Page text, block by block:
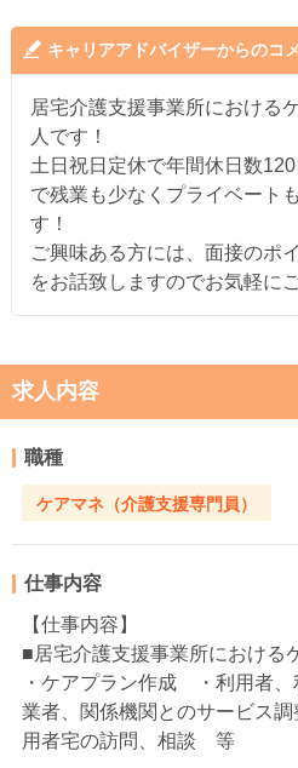
キャリアアドバイザーからのコ
居宅介護支援事業所における
人です！
土日祝日定休で年間休日数
で残業も少なくプライベート
す！
ご興味ある方には、面接のポ
をお話致しますのでお気軽に
求人内容
職種
ケアマネ（介護支援専門員）
仕事内容
【仕事内容】
■居宅介護支援事業所における
・ケアプラン作成 ・利用者
業者、関係機関とのサービス
用者宅の訪問、相談 等